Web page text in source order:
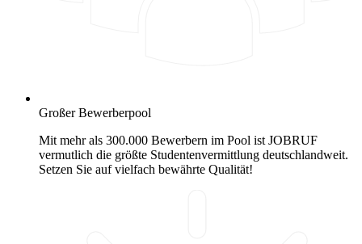
Großer Bewerberpool
Mit mehr als 300.000 Bewerbern im Pool ist JOBRUF
vermutlich die größte Studentenvermittlung deutschlandweit.
Setzen Sie auf vielfach bewährte Qualität!